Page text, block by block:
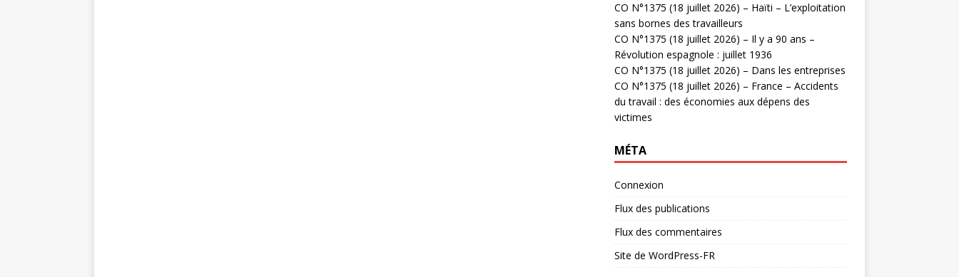
CO N°1375 (18 juillet 2026) – Haïti – L’exploitation
sans bornes des travailleurs
CO N°1375 (18 juillet 2026) – Il y a 90 ans –
Révolution espagnole : juillet 1936
CO N°1375 (18 juillet 2026) – Dans les entreprises
CO N°1375 (18 juillet 2026) – France – Accidents
du travail : des économies aux dépens des
victimes
MÉTA
Connexion
Flux des publications
Flux des commentaires
Site de WordPress-FR